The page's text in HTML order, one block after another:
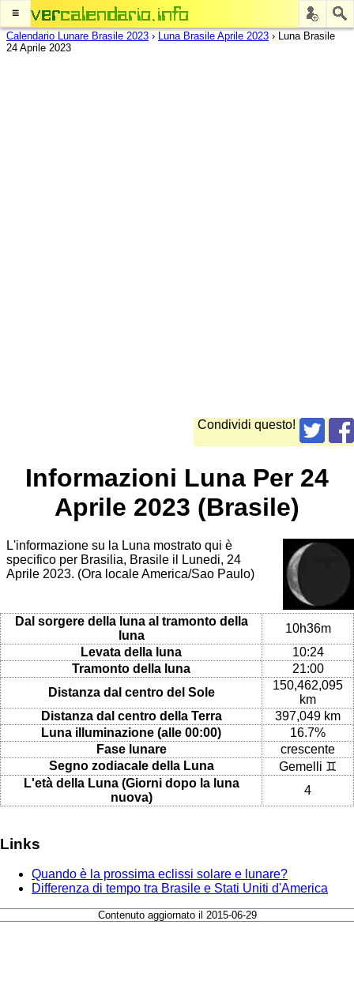
≡
Calendario Lunare Brasile 2023 › Luna Brasile Aprile 2023 › Luna Brasile
24 Aprile 2023
Condividi questo!
Informazioni Luna Per 24
Aprile 2023 (Brasile)
L'informazione su la Luna mostrato qui è
specifico per Brasilia, Brasile il Lunedi, 24
Aprile 2023. (Ora locale America/Sao Paulo)
Dal sorgere della luna al tramonto della
luna
10h36m
Levata della luna
10:24
Tramonto della luna
21:00
Distanza dal centro del Sole
150,462,095
km
Distanza dal centro della Terra
397,049 km
Luna illuminazione (alle 00:00)
16.7%
Fase lunare
crescente
Segno zodiacale della Luna
Gemelli ♊
L'età della Luna (Giorni dopo la luna
nuova)
4
Links
Quando è la prossima eclissi solare e lunare?
Differenza di tempo tra Brasile e Stati Uniti d'America
Contenuto aggiornato il 2015-06-29